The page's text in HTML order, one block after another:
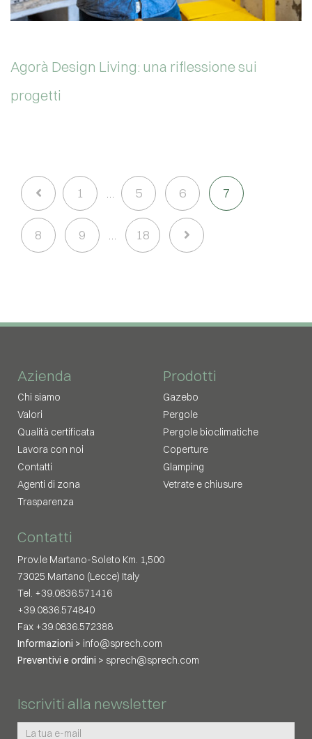
Agorà Design Living: una riflessione sui
progetti
1 5 6 7
8 9 18
Azienda
Chi siamo
Valori
Qualità certificata
Lavora con noi
Contatti
Agenti di zona
Trasparenza
Prodotti
Gazebo
Pergole
Pergole bioclimatiche
Coperture
Glamping
Vetrate e chiusure
Contatti
Prov.le Martano-Soleto Km. 1,500
73025 Martano (Lecce) Italy
Tel. +39.0836.571416
+39.0836.574840
Fax +39.0836.572388
Informazioni > info@sprech.com
Preventivi e ordini > sprech@sprech.com
Iscriviti alla newsletter